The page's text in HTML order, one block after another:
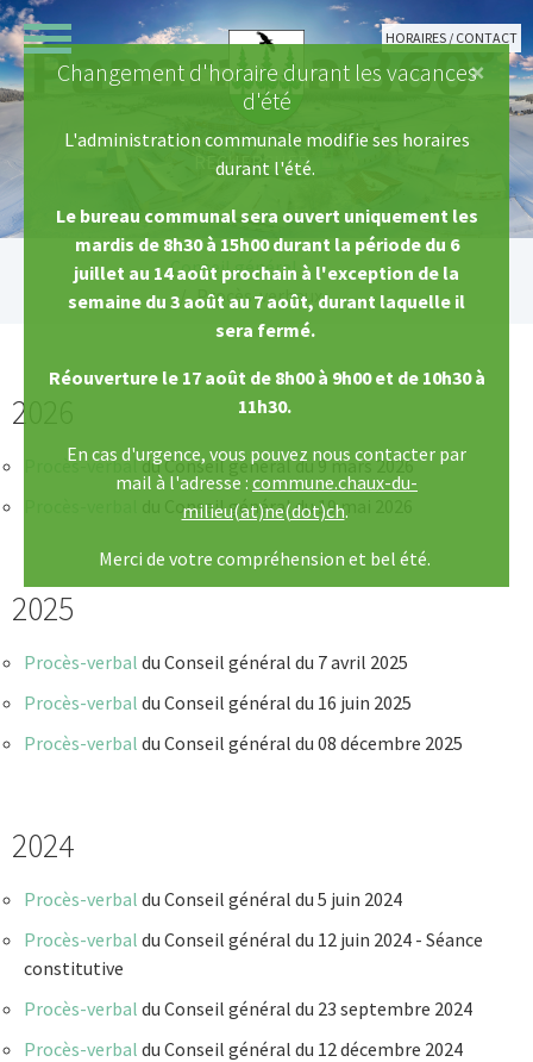
Aller au contenu principal
HORAIRES / CONTACT
Changement d'horaire durant les vacances
d'été
L'administration communale modifie ses horaires
durant l'été.
Le bureau communal sera ouvert uniquement les
mardis de 8h30 à 15h00 durant la période du 6
juillet au 14 août prochain à l'exception de la
semaine du 3 août au 7 août, durant laquelle il
sera fermé.
Réouverture le 17 août de 8h00 à 9h00 et de 10h30 à
11h30.
En cas d'urgence, vous pouvez nous contacter par
mail à l'adresse : commune.chaux-du-
milieu(at)ne(dot)ch.
Merci de votre compréhension et bel été.
×
Vous êtes ici:
Conseil général
Procès-verbaux
2026
Procès-verbaldu Conseil général du 9 mars 2026
​​​​​​​ du Conseil général du 19 mai 2026
2025
Procès-verbal du Conseil général du 7 avril 2025
Procès-verbal du Conseil général du 16 juin 2025
Procès-verbal du Conseil général du 08 décembre 2025
2024
Procès-verbal du Conseil général du 5 juin 2024
Procès-verbal du Conseil général du 12 juin 2024 - Séance
constitutive
Procès-verbal du Conseil général du 23 septembre 2024
Procès-verbal du Conseil général du 12 décembre 2024